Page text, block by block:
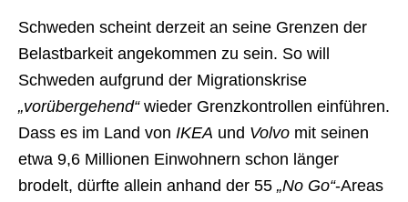
Schweden scheint derzeit an seine Grenzen der
Belastbarkeit angekommen zu sein. So will
Schweden aufgrund der Migrationskrise
„vorübergehend“wieder Grenzkontrollen einführen.
Dass es im Land von IKEA und Volvo mit seinen
etwa 9,6 Millionen Einwohnern schon länger
brodelt, dürfte allein anhand der 55 „No Go“-Areas